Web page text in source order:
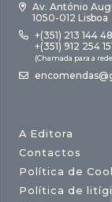
Av. António
1050-012 Lisboa
+(351) 213 144
+(351) 912 254
(Chamada para a
A Editora
Contactos
Política de
Política de